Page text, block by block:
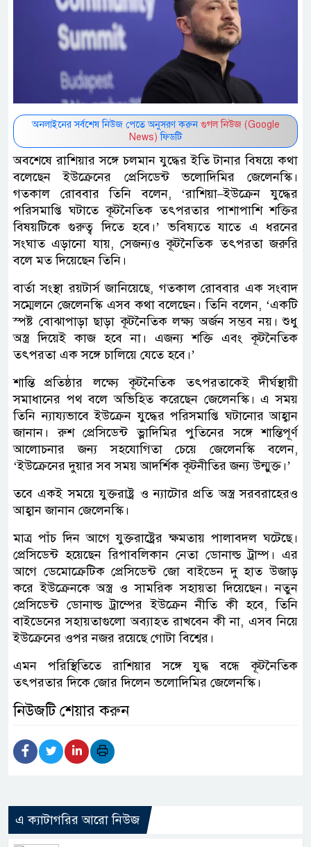
অনলাইনের সর্বশেষ নিউজ পেতে অনুসরণ করুন গুগল নিউজ (Google
News) ফিডটি
অবশেষে রাশিয়ার সঙ্গে চলমান যুদ্ধের ইতি টানার বিষয়ে কথা
বলেছেন ইউক্রেনের প্রেসিডেন্ট ভলোদিমির জেলেনস্কি।
গতকাল রোববার তিনি বলেন, ‘রাশিয়া–ইউক্রেন যুদ্ধের
পরিসমাপ্তি ঘটাতে কূটনৈতিক তৎপরতার পাশাপাশি শক্তির
বিষয়টিকে গুরুত্ব দিতে হবে।’ ভবিষ্যতে যাতে এ ধরনের
সংঘাত এড়ানো যায়, সেজন্যও কূটনৈতিক তৎপরতা জরুরি
বলে মত দিয়েছেন তিনি।
বার্তা সংস্থা রয়টার্স জানিয়েছে, গতকাল রোববার এক সংবাদ
সম্মেলনে জেলেনস্কি এসব কথা বলেছেন। তিনি বলেন, ‘একটি
স্পষ্ট বোঝাপাড়া ছাড়া কূটনৈতিক লক্ষ্য অর্জন সম্ভব নয়। শুধু
অস্ত্র দিয়েই কাজ হবে না। এজন্য শক্তি এবং কূটনৈতিক
তৎপরতা এক সঙ্গে চালিয়ে যেতে হবে।’
শান্তি প্রতিষ্ঠার লক্ষ্যে কূটনৈতিক তৎপরতাকেই দীর্ঘস্থায়ী
সমাধানের পথ বলে অভিহিত করেছেন জেলেনস্কি। এ সময়
তিনি ন্যায্যভাবে ইউক্রেন যুদ্ধের পরিসমাপ্তি ঘটানোর আহ্বান
জানান। রুশ প্রেসিডেন্ট ভ্লাদিমির পুতিনের সঙ্গে শান্তিপূর্ণ
আলোচনার জন্য সহযোগিতা চেয়ে জেলেনস্কি বলেন,
‘ইউক্রেনের দুয়ার সব সময় আদর্শিক কূটনীতির জন্য উন্মুক্ত।’
তবে একই সময়ে যুক্তরাষ্ট্র ও ন্যাটোর প্রতি অস্ত্র সরবরাহেরও
আহ্বান জানান জেলেনস্কি।
মাত্র পাঁচ দিন আগে যুক্তরাষ্ট্রের ক্ষমতায় পালাবদল ঘটেছে।
প্রেসিডেন্ট হয়েছেন রিপাবলিকান নেতা ডোনাল্ড ট্রাম্প। এর
আগে ডেমোক্রেটিক প্রেসিডেন্ট জো বাইডেন দু হাত উজাড়
করে ইউক্রেনকে অস্ত্র ও সামরিক সহায়তা দিয়েছেন। নতুন
প্রেসিডেন্ট ডোনাল্ড ট্রাম্পের ইউক্রেন নীতি কী হবে, তিনি
বাইডেনের সহায়তাগুলো অব্যাহত রাখবেন কী না, এসব নিয়ে
ইউক্রেনের ওপর নজর রয়েছে গোটা বিশ্বের।
এমন পরিস্থিতিতে রাশিয়ার সঙ্গে যুদ্ধ বন্ধে কূটনৈতিক
তৎপরতার দিকে জোর দিলেন ভলোদিমির জেলেনস্কি।
নিউজটি শেয়ার করুন
এ ক্যাটাগরির আরো নিউজ